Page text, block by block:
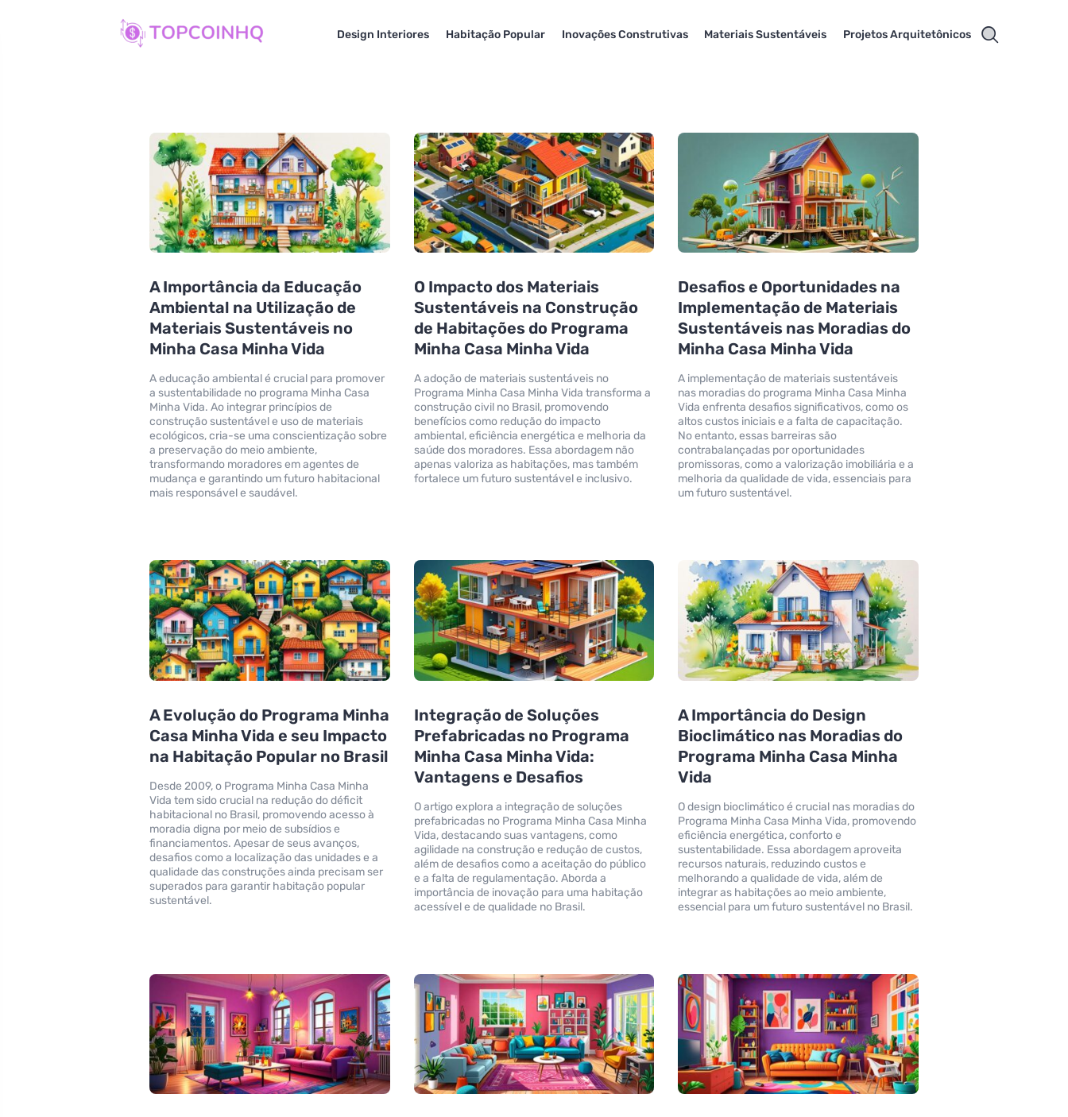
Design Interiores Habitação Popular Inovações Construtivas Materiais Sustentáveis Projetos Arquitetônicos
A Importância da Educação
Ambiental na Utilização de
Materiais Sustentáveis no
Minha Casa Minha Vida
A educação ambiental é crucial para promover
a sustentabilidade no programa Minha Casa
Minha Vida. Ao integrar princípios de
construção sustentável e uso de materiais
ecológicos, cria-se uma conscientização sobre
a preservação do meio ambiente,
transformando moradores em agentes de
mudança e garantindo um futuro habitacional
mais responsável e saudável.
O Impacto dos Materiais
Sustentáveis na Construção
de Habitações do Programa
Minha Casa Minha Vida
A adoção de materiais sustentáveis no
Programa Minha Casa Minha Vida transforma a
construção civil no Brasil, promovendo
benefícios como redução do impacto
ambiental, eficiência energética e melhoria da
saúde dos moradores. Essa abordagem não
apenas valoriza as habitações, mas também
fortalece um futuro sustentável e inclusivo.
Desafios e Oportunidades na
Implementação de Materiais
Sustentáveis nas Moradias do
Minha Casa Minha Vida
A implementação de materiais sustentáveis
nas moradias do programa Minha Casa Minha
Vida enfrenta desafios significativos, como os
altos custos iniciais e a falta de capacitação.
No entanto, essas barreiras são
contrabalançadas por oportunidades
promissoras, como a valorização imobiliária e a
melhoria da qualidade de vida, essenciais para
um futuro sustentável.
A Evolução do Programa Minha
Casa Minha Vida e seu Impacto
na Habitação Popular no Brasil
Desde 2009, o Programa Minha Casa Minha
Vida tem sido crucial na redução do déficit
habitacional no Brasil, promovendo acesso à
moradia digna por meio de subsídios e
financiamentos. Apesar de seus avanços,
desafios como a localização das unidades e a
qualidade das construções ainda precisam ser
superados para garantir habitação popular
sustentável.
Integração de Soluções
Prefabricadas no Programa
Minha Casa Minha Vida:
Vantagens e Desafios
O artigo explora a integração de soluções
prefabricadas no Programa Minha Casa Minha
Vida, destacando suas vantagens, como
agilidade na construção e redução de custos,
além de desafios como a aceitação do público
e a falta de regulamentação. Aborda a
importância de inovação para uma habitação
acessível e de qualidade no Brasil.
A Importância do Design
Bioclimático nas Moradias do
Programa Minha Casa Minha
Vida
O design bioclimático é crucial nas moradias do
Programa Minha Casa Minha Vida, promovendo
eficiência energética, conforto e
sustentabilidade. Essa abordagem aproveita
recursos naturais, reduzindo custos e
melhorando a qualidade de vida, além de
integrar as habitações ao meio ambiente,
essencial para um futuro sustentável no Brasil.